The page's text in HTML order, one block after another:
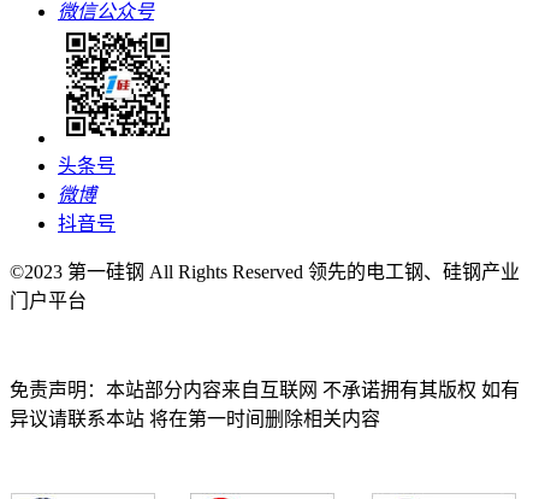
微信公众号
头条号
微博
抖音号
©2023 第一硅钢 All Rights Reserved 领先的电工钢、硅钢产业
门户平台
免责声明：本站部分内容来自互联网 不承诺拥有其版权 如有
异议请联系本站 将在第一时间删除相关内容